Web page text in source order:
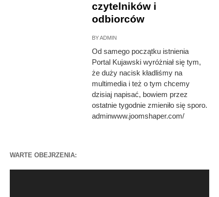
czytelników i
odbiorców
BYADMIN
Od samego początku istnienia
Portal Kujawski wyróżniał się tym,
że duży nacisk kładliśmy na
multimedia i też o tym chcemy
dzisiaj napisać, bowiem przez
ostatnie tygodnie zmieniło się sporo.
adminwww.joomshaper.com/
WARTE OBEJRZENIA: